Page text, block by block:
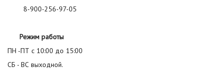
8-900-256-97-05
Режим работы
ПН -ПТ с 10:00 до 15:00
СБ - ВС выходной.